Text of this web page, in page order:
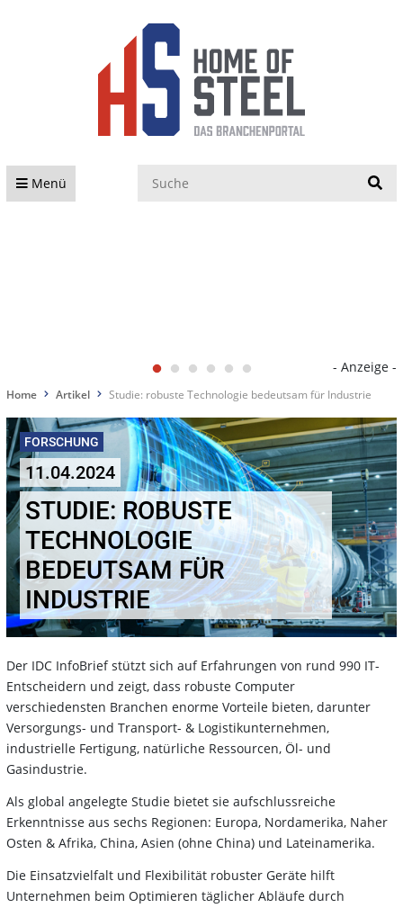
Menü
- Anzeige -
Home Artikel Studie: robuste Technologie bedeutsam für Industrie
FORSCHUNG
11.04.2024
STUDIE: ROBUSTE
TECHNOLOGIE
BEDEUTSAM FÜR
INDUSTRIE
Der IDC InfoBrief stützt sich auf Erfahrungen von rund 990 IT-
Entscheidern und zeigt, dass robuste Computer
verschiedensten Branchen enorme Vorteile bieten, darunter
Versorgungs- und Transport- & Logistikunternehmen,
industrielle Fertigung, natürliche Ressourcen, Öl- und
Gasindustrie.
Als global angelegte Studie bietet sie aufschlussreiche
Erkenntnisse aus sechs Regionen: Europa, Nordamerika, Naher
Osten & Afrika, China, Asien (ohne China) und Lateinamerika.
Die Einsatzvielfalt und Flexibilität robuster Geräte hilft
Unternehmen beim Optimieren täglicher Abläufe durch